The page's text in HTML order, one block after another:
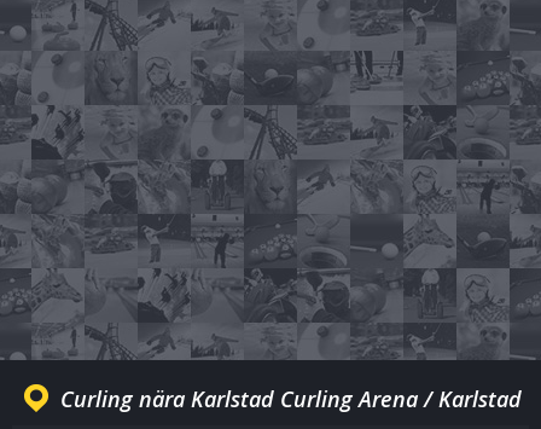
Curling nära Karlstad Curling Arena / Karlstad